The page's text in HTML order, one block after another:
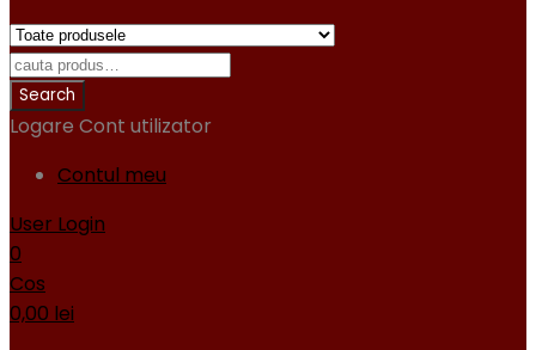
Logare Cont utilizator
Contul meu
User Login
0
Cos
0,00 lei